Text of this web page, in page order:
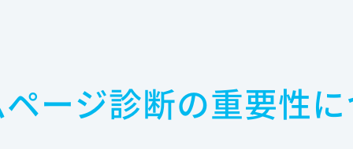
ージ診断の重要性